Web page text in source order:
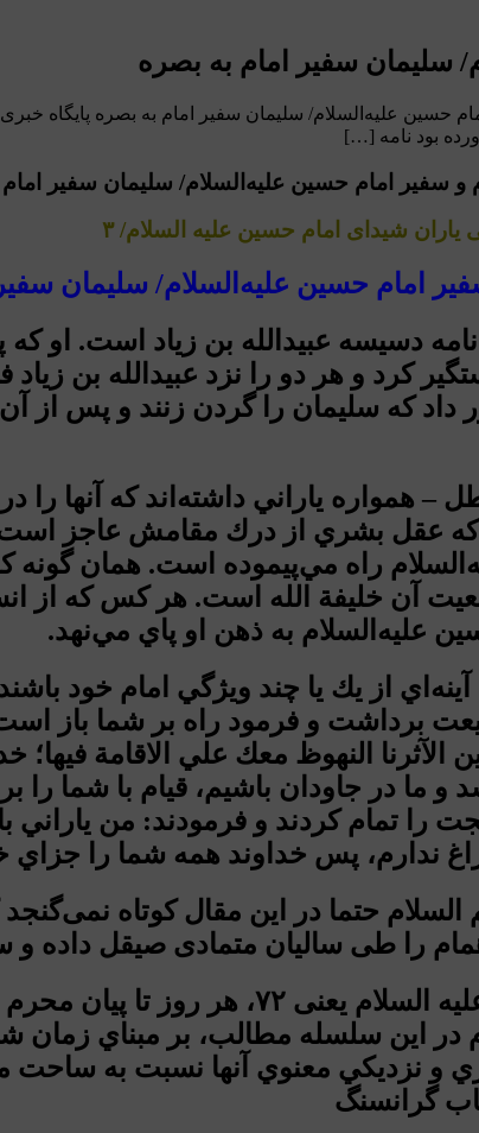
سلیمان سفیر امام به بصره
«سليمان بن رزين» غلام و سفیر امام حسین علیه‌السلام/ سلیمان سفیر امام
بود نامه […]
یاران شیدای امام حسین علیه السلام/ ۳
امام حسین علیه‌السلام/ سلیمان
دسيسه عبيدالله بن زياد است. او كه
كرد و هر دو را نزد عبيدالله بن زياد
داد كه سليمان را گردن زنند و پس از
– همواره ياراني داشته‌اند كه آنها
عقل بشري از درك مقامش عاجز
راه مي‌پيموده است. همان
آن خليفة الله است. هر كس كه از
عليه‌السلام به ذهن او پاي مي‌نهد.
از يك يا چند ويژگي امام خود
برداشت و فرمود راه بر شما باز
الآثرنا النهوظ معك علي الاقامة
ما در جاودان باشيم، قيام با شما را
را تمام کردند و فرمودند: من ياراني
ندارم، پس خداوند همه شما را جزاي
حتما در این مقال کوتاه
را طی سالیان متمادی صیقل
در اين سلسله مطالب، بر مبناي زمان
و نزديكي معنوي آنها نسبت به
گرانسنگ